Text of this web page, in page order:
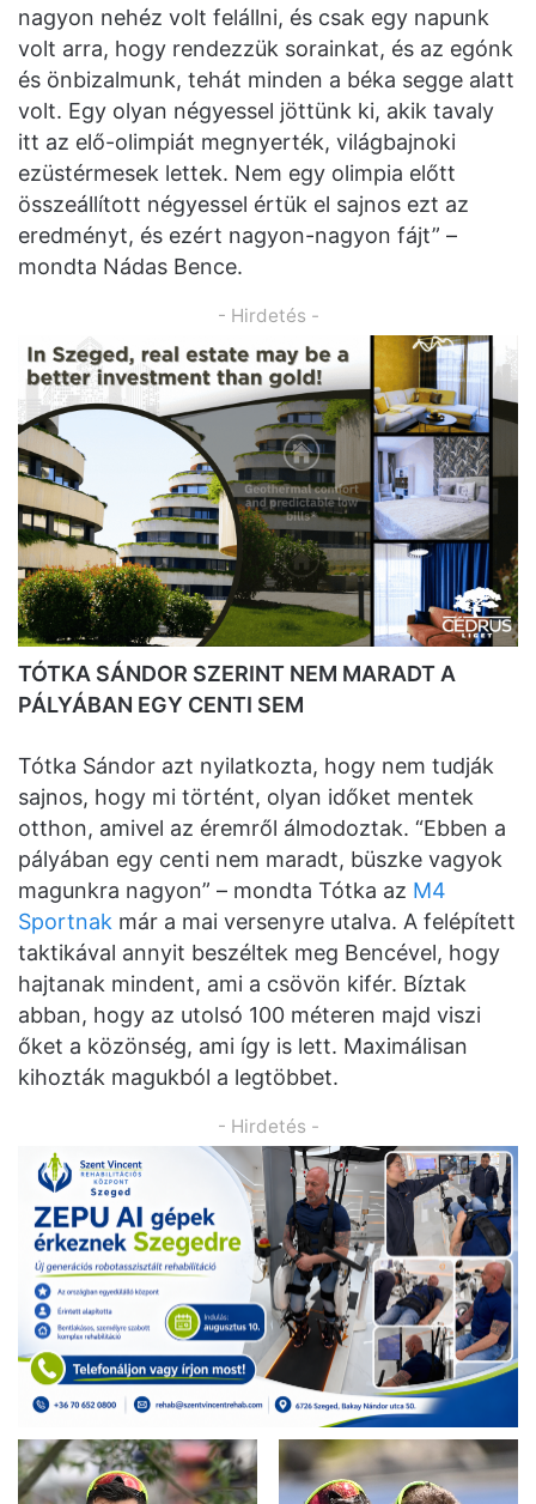
nagyon nehéz volt felállni, és csak egy napunk
volt arra, hogy rendezzük sorainkat, és az egónk
és önbizalmunk, tehát minden a béka segge alatt
volt. Egy olyan négyessel jöttünk ki, akik tavaly
itt az elő-olimpiát megnyerték, világbajnoki
ezüstérmesek lettek. Nem egy olimpia előtt
összeállított négyessel értük el sajnos ezt az
eredményt, és ezért nagyon-nagyon fájt” –
mondta Nádas Bence.
- Hirdetés -
TÓTKA SÁNDOR SZERINT NEM MARADT A
PÁLYÁBAN EGY CENTI SEM
Tótka Sándor azt nyilatkozta, hogy nem tudják
sajnos, hogy mi történt, olyan időket mentek
otthon, amivel az éremről álmodoztak. “Ebben a
pályában egy centi nem maradt, büszke vagyok
magunkra nagyon” – mondta Tótka az M4
Sportnak már a mai versenyre utalva. A felépített
taktikával annyit beszéltek meg Bencével, hogy
hajtanak mindent, ami a csövön kifér. Bíztak
abban, hogy az utolsó 100 méteren majd viszi
őket a közönség, ami így is lett. Maximálisan
kihozták magukból a legtöbbet.
- Hirdetés -